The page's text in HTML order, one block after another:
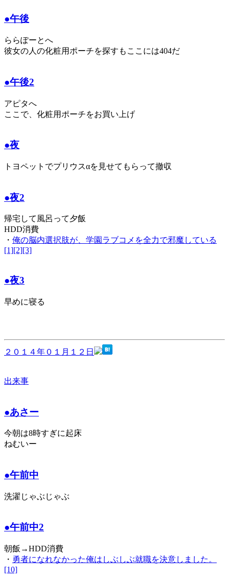
●午後
ららぽーとへ
彼女の人の化粧用ポーチを探すもここには404だ
●午後2
アピタへ
ここで、化粧用ポーチをお買い上げ
●夜
トヨペットでプリウスαを見せてもらって撤収
●夜2
帰宅して風呂って夕飯
HDD消費
・ 俺の脳内選択肢が、学園ラブコメを全力で邪魔している
[1][2][3]
●夜3
早めに寝る
２０１４年０１月１２日
出来事
●あさー
今朝は8時すぎに起床
ねむいー
●午前中
洗濯じゃぶじゃぶ
●午前中2
朝飯→HDD消費
・ 勇者になれなかった俺はしぶしぶ就職を決意しました。
[10]